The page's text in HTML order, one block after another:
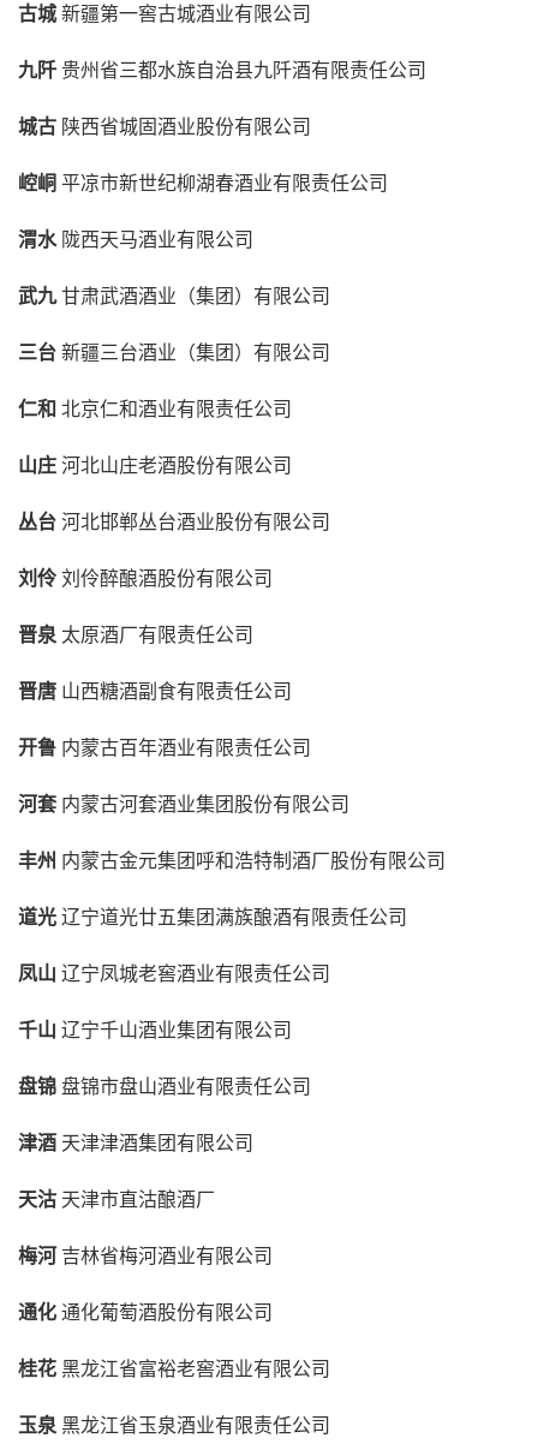
古城 新疆第一窖古城酒业有限公司
九阡 贵州省三都水族自治县九阡酒有限责任公司
城古 陕西省城固酒业股份有限公司
崆峒 平凉市新世纪柳湖春酒业有限责任公司
渭水陇西天马酒业有限公司
武九甘肃武酒酒业（集团）有限公司
三台 新疆三台酒业（集团）有限公司
仁和 北京仁和酒业有限责任公司
山庄 河北山庄老酒股份有限公司
丛台 河北邯郸丛台酒业股份有限公司
刘伶 刘伶醉酿酒股份有限公司
晋泉 太原酒厂有限责任公司
晋唐 山西糖酒副食有限责任公司
开鲁 内蒙古百年酒业有限责任公司
河套 内蒙古河套酒业集团股份有限公司
丰州 内蒙古金元集团呼和浩特制酒厂股份有限公司
道光 辽宁道光廿五集团满族酿酒有限责任公司
凤山 辽宁凤城老窖酒业有限责任公司
千山 辽宁千山酒业集团有限公司
盘锦 盘锦市盘山酒业有限责任公司
津酒 天津津酒集团有限公司
天沽 天津市直沽酿酒厂
梅河 吉林省梅河酒业有限公司
通化 通化葡萄酒股份有限公司
桂花 黑龙江省富裕老窖酒业有限公司
玉泉 黑龙江省玉泉酒业有限责任公司